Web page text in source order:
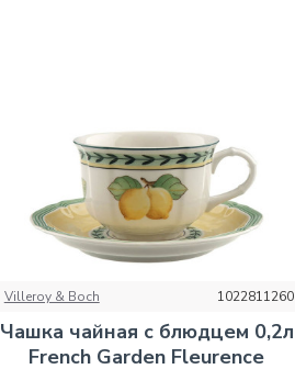
Villeroy & Boch 1022811260
Чашка чайная с блюдцем 0,2л
French Garden Fleurence